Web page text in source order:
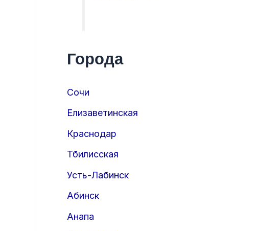
Города
Сочи
Елизаветинская
Краснодар
Тбилисская
Усть-Лабинск
Абинск
Анапа